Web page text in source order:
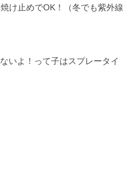
け止めでOK！（冬でも紫外線
いよ！って子はスプレータイ